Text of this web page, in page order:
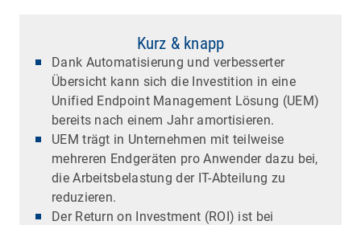
Kurz & knapp
Dank Automatisierung und verbesserter
Übersicht kann sich die Investition in eine
Unified Endpoint Management Lösung (UEM)
bereits nach einem Jahr amortisieren.
UEM trägt in Unternehmen mit teilweise
mehreren Endgeräten pro Anwender dazu bei,
die Arbeitsbelastung der IT-Abteilung zu
reduzieren.
Der Return on Investment (ROI) ist bei